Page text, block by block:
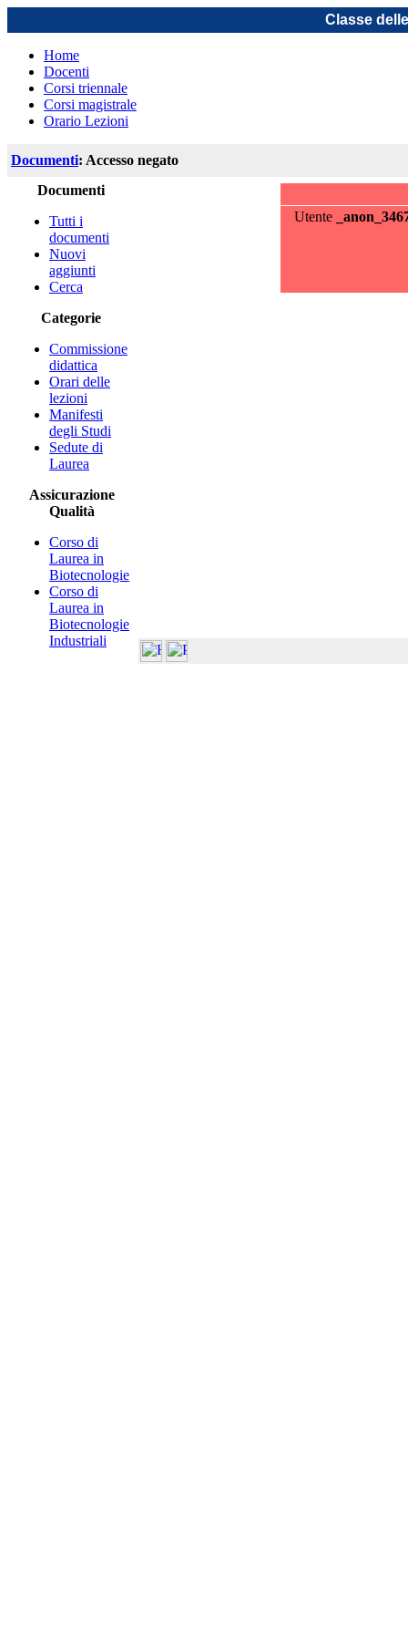
Classe
Home
Docenti
Corsi triennale
Corsi magistrale
Orario Lezioni
Documenti: Accesso negato
Documenti
Tutti i
documenti
Nuovi
aggiunti
Cerca
Categorie
Commissione
didattica
Orari delle
lezioni
Manifesti
degli Studi
Sedute di
Laurea
Assicurazione
Qualità
Corso di
Laurea in
Biotecnologie
Corso di
Laurea in
Biotecnologie
Industriali
Utente